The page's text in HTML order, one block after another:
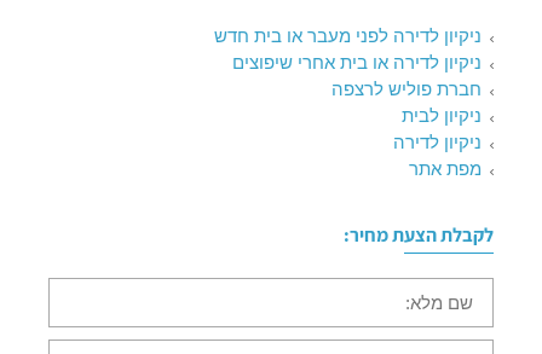
ניקיון לדירה לפני מעבר או בית חדש
ניקיון לדירה או בית אחרי שיפוצים
חברת פוליש לרצפה
ניקיון לבית
ניקיון לדירה
מפת אתר
לקבלת הצעת מחיר:
שם
מלא:
טלפון: